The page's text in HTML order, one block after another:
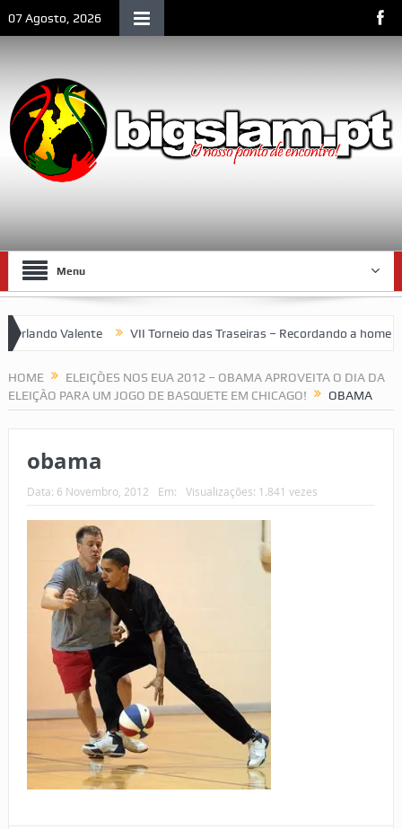
07 Agosto, 2026
Menu
Valente VII Torneio das Traseiras – Recordando a
HOME
ELEIÇÕES NOS EUA 2012 – OBAMA APROVEITA O DIA DA
ELEIÇÃO PARA UM JOGO DE BASQUETE EM CHICAGO!
OBAMA
obama
Data: 6 Novembro, 2012 Em: Visualizações: 1.841 vezes